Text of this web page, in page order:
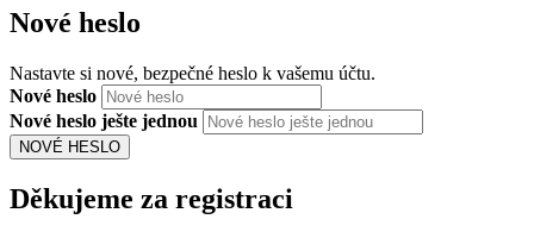
Nové heslo
Nastavte si nové, bezpečné heslo k vašemu účtu.
Nové heslo
Nové heslo ješte jednou
NOVÉ HESLO
Děkujeme za registraci